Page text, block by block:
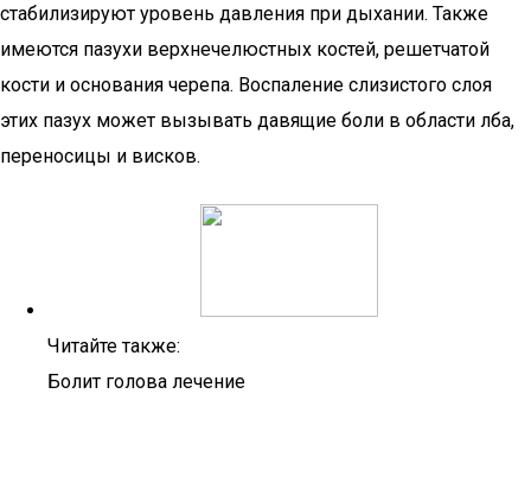
стабилизируют уровень давления при дыхании. Также
имеются пазухи верхнечелюстных костей, решетчатой
кости и основания черепа. Воспаление слизистого слоя
этих пазух может вызывать давящие боли в области лба,
переносицы и висков.
Читайте также:
Болит голова лечение